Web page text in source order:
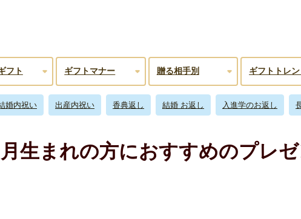
フト ギフトマナー 贈る相手別 ギフトトレン
婚内祝い 出産内祝い 香典返し 結婚 お返し 入進学のお返し
生まれの方におすすめのプレ